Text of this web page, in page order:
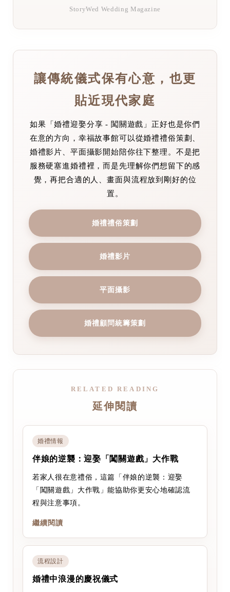
StoryWed Wedding Magazine
讓傳統儀式保有心意，也更
貼近現代家庭
如果「婚禮迎娶分享 - 闖關遊戲」正好也是你們
在意的方向，幸福故事館可以從婚禮禮俗策劃、
婚禮影片、平面攝影開始陪你往下整理。不是把
服務硬塞進婚禮裡，而是先理解你們想留下的感
覺，再把合適的人、畫面與流程放到剛好的位
置。
婚禮禮俗策劃
婚禮影片
平面攝影
婚禮顧問統籌策劃
RELATED READING
延伸閱讀
婚禮情報
伴娘的逆襲：迎娶「闖關遊戲」大作戰
若家人很在意禮俗，這篇「伴娘的逆襲：迎娶
「闖關遊戲」大作戰」能協助你更安心地確認流
程與注意事項。
繼續閱讀
流程設計
婚禮中浪漫的慶祝儀式